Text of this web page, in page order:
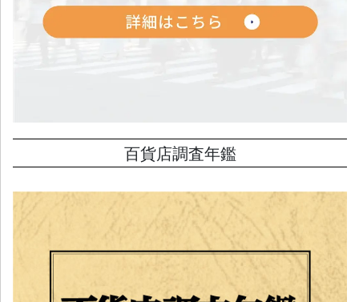
百貨店調査年鑑